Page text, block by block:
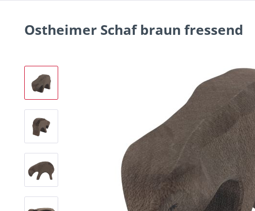
Ostheimer Schaf braun fressend